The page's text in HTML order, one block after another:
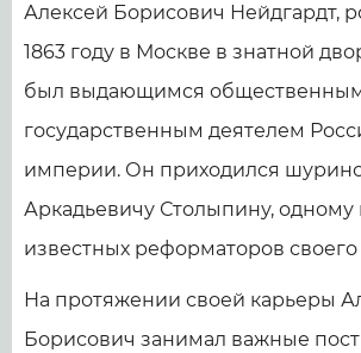
Алексей Борисович Нейдгардт,
1863 году в Москве в знатной
был выдающимся
государственным деятелем
империи. Он приходился
Аркадьевичу Столыпину, одному
известных реформаторов
На протяжении своей карьеры
Борисович занимал важные